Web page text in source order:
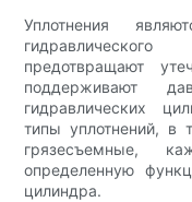
Уплотнения
предотвращают
поддерживают
гидравлических
типы уплотнений, в
грязесъемные,
определенную
цилиндра.